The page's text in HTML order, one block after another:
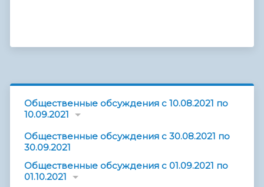
Общественные обсуждения с 10.08.2021 по
10.09.2021
Общественные обсуждения с 30.08.2021 по
30.09.2021
Общественные обсуждения с 01.09.2021 по
01.10.2021